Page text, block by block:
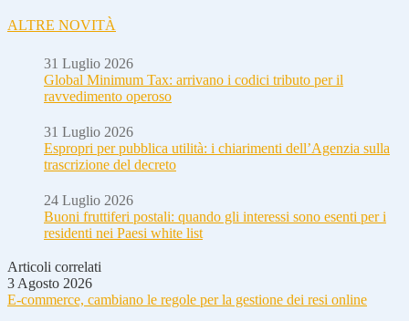
ALTRE NOVITÀ
31 Luglio 2026
Global Minimum Tax: arrivano i codici tributo per il
ravvedimento operoso
31 Luglio 2026
Espropri per pubblica utilità: i chiarimenti dell’Agenzia sulla
trascrizione del decreto
24 Luglio 2026
Buoni fruttiferi postali: quando gli interessi sono esenti per i
residenti nei Paesi white list
Articoli correlati
3 Agosto 2026
E-commerce, cambiano le regole per la gestione dei resi online